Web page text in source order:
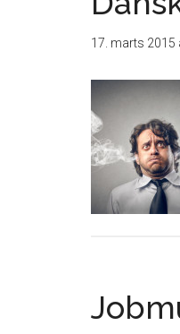
17. marts 2015